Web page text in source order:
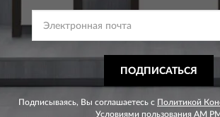
ПОДПИСАТЬСЯ
Подписываясь, Вы соглашаетесь с Политикой
Условиями пользования AM PM